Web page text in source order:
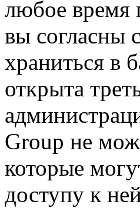
любое время
вы согласны
храниться в
открыта
Group не
которые
доступу к